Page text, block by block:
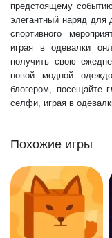
предстоящему
элегантный наряд для
спортивного
играя в одевалки
получить свою
новой модной
блогером, посещайте
селфи, играя в
Похожие игры